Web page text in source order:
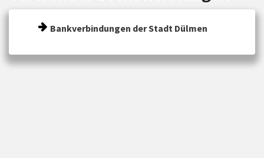
Bankverbindungen der Stadt Dülmen